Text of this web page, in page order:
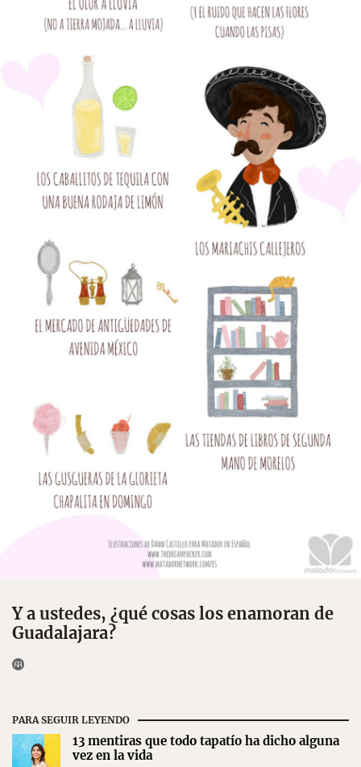
Y a ustedes, ¿qué cosas los enamoran de
Guadalajara?
PARA SEGUIR LEYENDO
13 mentiras que todo tapatío ha dicho alguna
vez en la vida